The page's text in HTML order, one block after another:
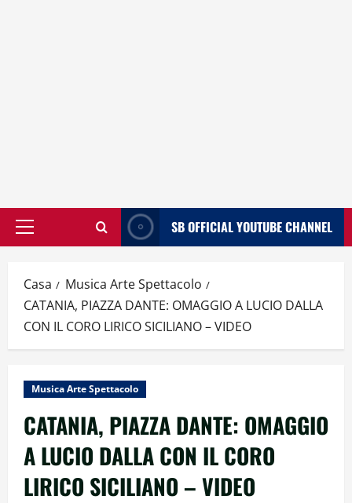
Menù
SB OFFICIAL YOUTUBE CHANNEL
Casa
Musica Arte Spettacolo
CATANIA, PIAZZA DANTE: OMAGGIO A LUCIO DALLA
CON IL CORO LIRICO SICILIANO – VIDEO
Musica Arte Spettacolo
CATANIA, PIAZZA DANTE: OMAGGIO
A LUCIO DALLA CON IL CORO
LIRICO SICILIANO – VIDEO